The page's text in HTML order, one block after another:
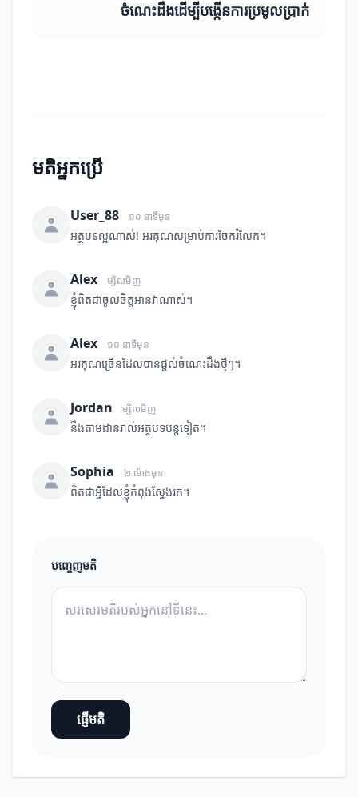
ចំណេះដឹងដើម្បីបង្កើនការប្រមូលប្រាក់
មតិអ្នកប្រើ
User_88 ១០ នាទីមុន
អត្ថបទល្អណាស់! អរគុណសម្រាប់ការចែករំលែក។
Alex ម្សិលមិញ
ខ្ញុំពិតជាចូលចិត្តអានវាណាស់។
Alex ១០ នាទីមុន
អរគុណច្រើនដែលបានផ្តល់ចំណេះដឹងថ្មីៗ។
Jordan ម្សិលមិញ
នឹងតាមដានរាល់អត្ថបទបន្តទៀត។
Sophia ២ ម៉ោងមុន
ពិតជាអ្វីដែលខ្ញុំកំពុងស្វែងរក។
បញ្ចេញមតិ
ផ្ញើមតិ